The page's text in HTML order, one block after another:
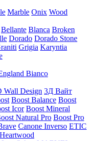
Marble Onix Wood
Bellante Blanca Broken
Dorado Dorado Stone
Grigia Karyntia
Bianco
Wall Design 3Д Вайт
Boost Balance Boost
Icor Boost Mineral
Natural Pro Boost Pro
Canone Inverso ETIC
Heartwood